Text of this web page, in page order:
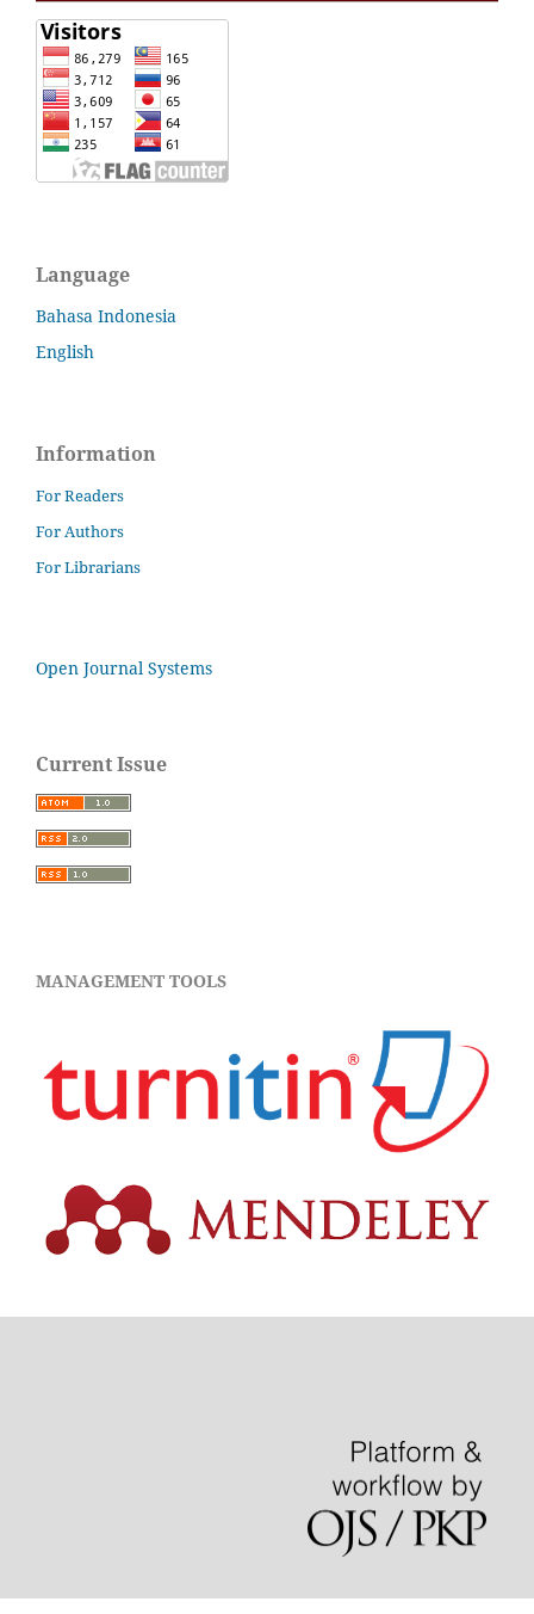
Language
Bahasa Indonesia
English
Information
For Readers
For Authors
For Librarians
Open Journal Systems
Current Issue
MANAGEMENT TOOLS